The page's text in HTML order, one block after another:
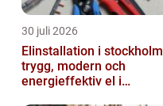
30 juli 2026
Elinstallation i stockholm
trygg, modern och
energieffektiv el i